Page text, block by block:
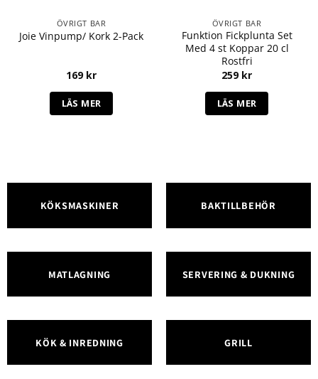
ÖVRIGT BAR
Joie Vinpump/ Kork 2-Pack
169 kr
LÄS MER
ÖVRIGT BAR
Funktion Fickplunta Set
Med 4 st Koppar 20 cl
Rostfri
259 kr
LÄS MER
KÖKSMASKINER BAKTILLBEHÖR
MATLAGNING SERVERING & DUKNING
KÖK & INREDNING GRILL